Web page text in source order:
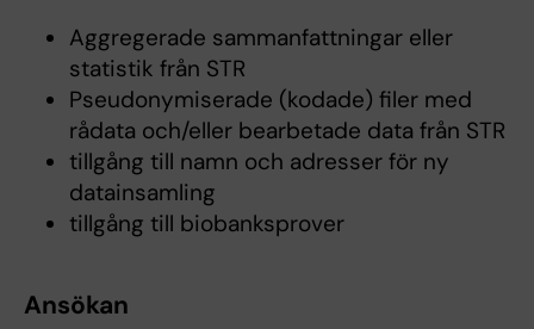
Aggregerade sammanfattningar eller
statistik från STR
Pseudonymiserade (kodade) filer med
rådata och/eller bearbetade data från STR
tillgång till namn och adresser för ny
datainsamling
tillgång till biobanksprover
Ansökan